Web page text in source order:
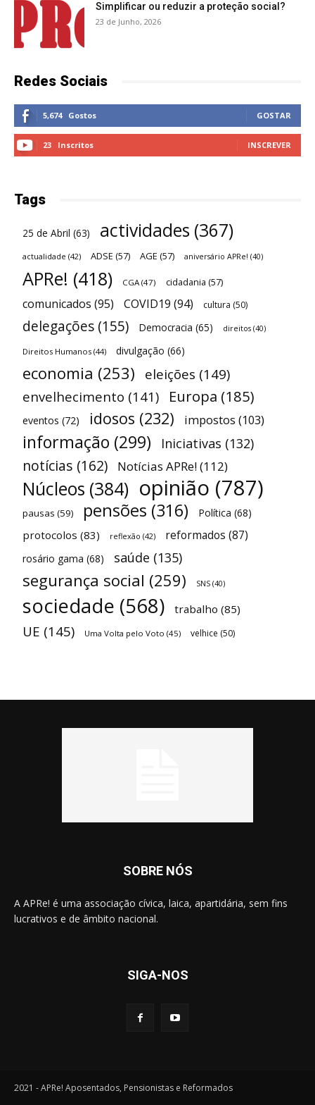
Simplificar ou reduzir a proteção social?
23 de Junho, 2026
Redes Sociais
5,674 Gostos GOSTAR
23 Inscritos INSCREVER
Tags
25 de Abril (63) actividades (367)
actualidade (42) ADSE (57) AGE (57) aniversário APRe! (40)
APRe! (418) CGA(47) cidadania (57)
comunicados (95) COVID19 (94) cultura (50)
delegações (155) Democracia (65) direitos (40)
Direitos Humanos (44) divulgação (66)
economia (253) eleições (149)
envelhecimento (141) Europa (185)
eventos (72) idosos (232) impostos (103)
informação (299) Iniciativas (132)
notícias (162) Notícias APRe!(112)
Núcleos (384) opinião (787)
pausas (59) pensões (316) Política (68)
protocolos (83) reflexão (42) reformados (87)
rosário gama (68) saúde (135)
segurança social (259) SNS (40)
sociedade (568) trabalho (85)
UE (145) Uma Volta pelo Voto (45) velhice (50)
SOBRE NÓS
A APRe! é uma associação cívica, laica, apartidária, sem fins
lucrativos e de âmbito nacional.
SIGA-NOS
2021 - APRe! Aposentados, Pensionistas e Reformados